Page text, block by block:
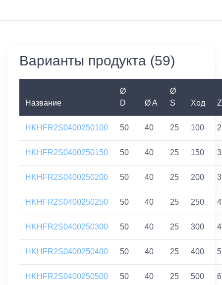
Варианты продукта (59)
Название
Ø
D
Ø A
Ø
S
Ход Z
HKHFR2S0400250100 50 40 25 100
HKHFR2S0400250150 50 40 25 150
HKHFR2S0400250200 50 40 25 200
HKHFR2S0400250250 50 40 25 250
HKHFR2S0400250300 50 40 25 300
HKHFR2S0400250400 50 40 25 400
HKHFR2S0400250500 50 40 25 500